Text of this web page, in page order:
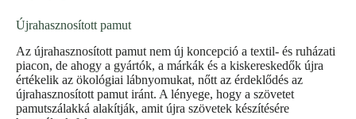
Újrahasznosított pamut
Az újrahasznosított pamut nem új koncepció a textil- és ruházati
piacon, de ahogy a gyártók, a márkák és a kiskereskedők újra
értékelik az ökológiai lábnyomukat, nőtt az érdeklődés az
újrahasznosított pamut iránt. A lényege, hogy a szövetet
pamutszálakká alakítják, amit újra szövetek készítésére